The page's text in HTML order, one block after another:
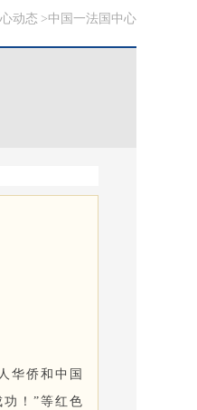
动态 中国一法国中心
华侨和中国
！”等红色